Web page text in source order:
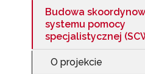
Budowa
systemu pomocy
specjalistycznej
O projekcie